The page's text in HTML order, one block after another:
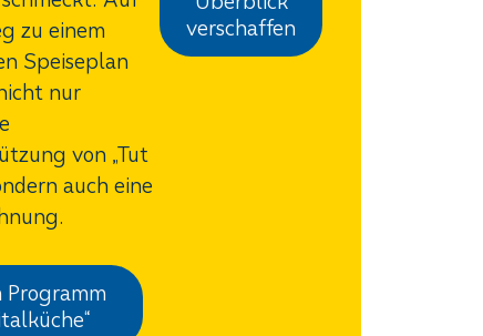
zu einem
Speiseplan
nur
von „Tut
auch eine
Programm
verschaffen